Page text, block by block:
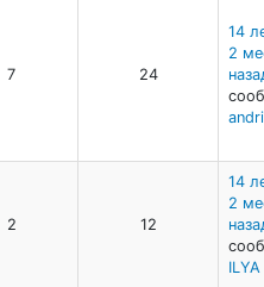
7 24
14
2
2 12
14
2